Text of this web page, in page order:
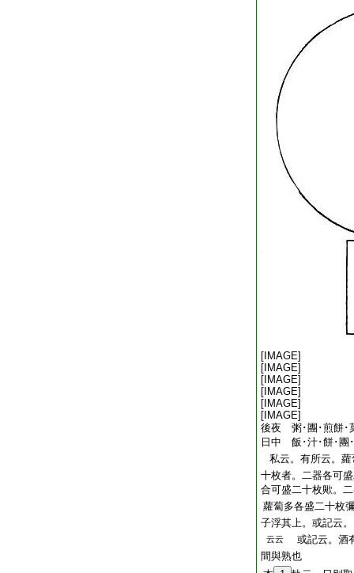
[IMAGE]
[IMAGE]
[IMAGE]
[IMAGE]
[IMAGE]
[IMAGE]
後夜 粥･團･煎餅･
日中 飯･汁･餅･團
私云。有所云。
十枚者。二器各可
合可盛二十枚歟。
蘿蔔多各盛二十枚
子浮其上。或記云
云云
或記云。酒
間與熟也